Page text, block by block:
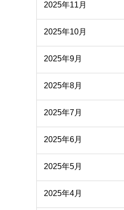
2025年11月
2025年10月
2025年9月
2025年8月
2025年7月
2025年6月
2025年5月
2025年4月